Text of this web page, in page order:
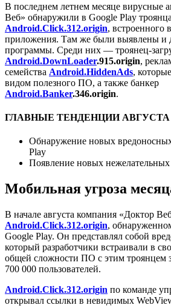
В последнем летнем месяце вирусные
Веб» обнаружили в Google Play
Android.Click.312.origin, встроенного
приложения. Там же были выявлены и
программы. Среди них — троянец-
Android.DownLoader.915.origin,
семейства Android.HiddenAds,
видом полезного ПО, а также банкер
Android.Banker.346.origin.
ГЛАВНЫЕ ТЕНДЕНЦИИ АВГУСТА
Обнаружение новых
Play
Появление новых
Мобильная угроза
В начале августа компания «Доктор
Android.Click.312.origin,
Google Play. Он представлял собой
который разработчики встраивали в
общей сложности ПО с этим троянцем
700 000 пользователей.
Android.Click.312.origin по команде
открывал ссылки в невидимых